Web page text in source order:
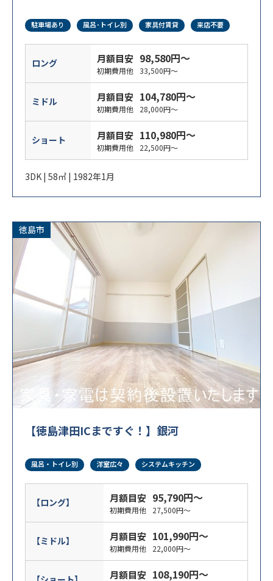
駐車場あり 風呂･トイレ別 家具付賃貸 来店不要
ロング 月額目安 98,580円～
初期費用他 33,500円～
ミドル 月額目安 104,780円～
初期費用他 28,000円～
ショート 月額目安 110,980円～
初期費用他 22,500円～
3DK | 58㎡ | 1982年1月
徳島市
【徳島津田ICまですぐ！】銀河
風呂・トイレ別 洋室広々 システムキッチン
【ロング】 月額目安 95,790円～
初期費用他 27,500円～
【ミドル】 月額目安 101,990円～
初期費用他 22,000円～
月額目安 108,190円～